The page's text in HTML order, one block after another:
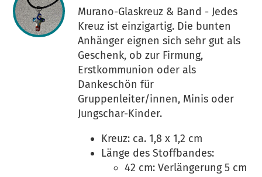
Murano-Glaskreuz & Band - Jedes
Kreuz ist einzigartig. Die bunten
Anhänger eignen sich sehr gut als
Geschenk, ob zur Firmung,
Erstkommunion oder als
Dankeschön für
Gruppenleiter/innen, Minis oder
Jungschar-Kinder.
Kreuz: ca. 1,8 x 1,2 cm
Länge des Stoffbandes:
42 cm: Verlängerung 5 cm